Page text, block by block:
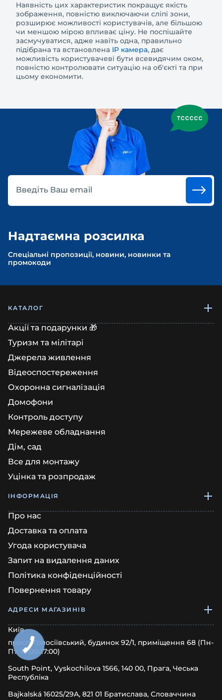
Наявність цих характеристик покращує якість
зображення, повністю виключаючи сліпі зони,
розширює можливості користувачів, але більшою
чи меншою мірою впливає ціну. Не поспішайте
засмучуватися, адже навіть одна, правильно
підібрана та встановлена ​​ IP камера, дає
можливість користувачеві бути всевидячим оком,
повністю контролювати ситуацію на об'єкті та при
цьому економити.
Введіть Ваш email
Надтаємна розсилка
Спеціальні пропозиції, новини, новинки та
промокоди
КАТАЛОГ
Акції та подарунки 🎁
Туризм та мілітарі
Джерела живлення
Відеоспостереження
Охоронна сигналізація
Домофони
Контроль доступу
Мережеве обладнання
Дім, сад
Все для монтажу
Уцінка та розпродаж
ІНФОРМАЦІЯ
Про нас
Доставка та оплата
Угода користувача
Запит на видалення даних
Політика конфіденційності
Повернення товару
АДРЕСИ МАГАЗИНІВ
Київ
просп. Голосіївський, будинок 92/1, приміщення 68 (Пн-
Пт: 10:00-17:00)
South Point, Vyskochilova 1566, 140 00, Прага, Чеська
Республіка
Bajkalská 16025/29A, 821 01 Братислава, Словаччина